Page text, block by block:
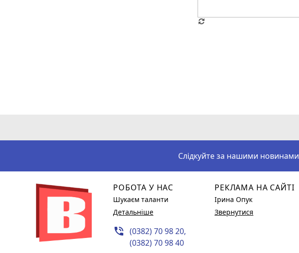
Слідкуйте за нашими новинами
РОБОТА У НАС
Шукаєм таланти
Детальніше
phone_in_talk (0382) 70 98 20,
(0382) 70 98 40
РЕКЛАМА НА САЙТІ
Ірина Опук
Звернутися